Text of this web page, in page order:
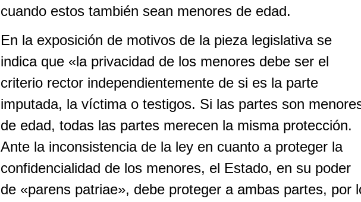
cuando estos también sean menores de edad.
En la exposición de motivos de la pieza legislativa se
indica que «la privacidad de los menores debe ser el
criterio rector independientemente de si es la parte
imputada, la víctima o testigos. Si las partes son
de edad, todas las partes merecen la misma protección.
Ante la inconsistencia de la ley en cuanto a proteger la
confidencialidad de los menores, el Estado, en su poder
de «parens patriae», debe proteger a ambas partes, por